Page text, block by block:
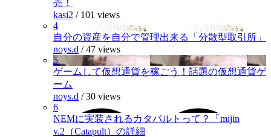
売！
kasi2 / 101 views
4
自分の資産を自分で管理出来る「分散型取引所」
noys.d /47 views
5
ゲームして仮想通貨を稼ごう！話題の仮想通貨ゲ
ーム
noys.d /30 views
6
NEMに実装されるカタパルトって？「mijin
v.2（Catapult）の詳細